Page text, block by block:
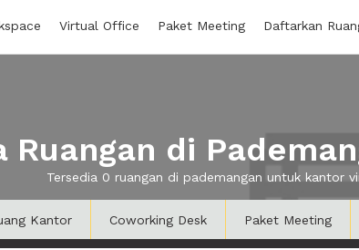
Virtual Office Paket Meeting Daftarkan
Ruangan di
Tersedia 0 ruangan di pademangan untuk kantor
Kantor Coworking Desk Paket Meeting